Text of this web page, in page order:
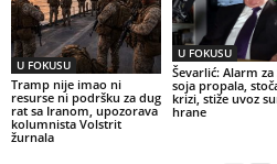
U FOKUSU
Tramp nije imao ni
resurse ni podršku za dug
rat sa Iranom, upozorava
kolumnista Volstrit
žurnala
U FOKUSU
Ševarlić: Alarm
soja propala,
krizi, stiže uvoz
hrane